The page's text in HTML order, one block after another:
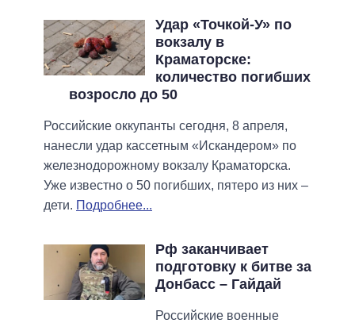
Удар «Точкой-У» по
вокзалу в
Краматорске:
количество погибших
возросло до 50
Российские оккупанты сегодня, 8 апреля,
нанесли удар кассетным «Искандером» по
железнодорожному вокзалу Краматорска.
Уже известно о 50 погибших, пятеро из них –
дети. Подробнее...
Рф заканчивает
подготовку к битве за
Донбасс – Гайдай
Российские военные